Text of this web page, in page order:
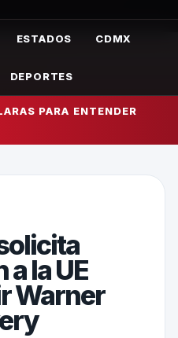
ESTADOS CDMX
DEPORTES
PARA ENTENDER
la UE
Warner